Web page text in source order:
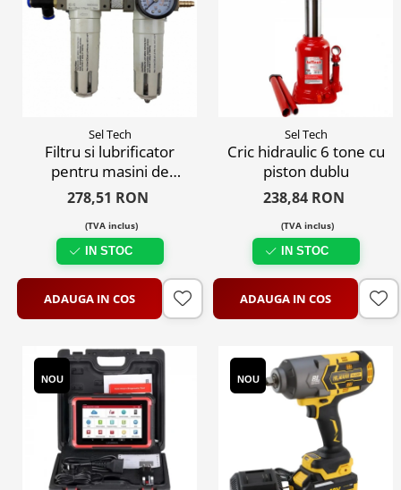
Sel Tech
Filtru si lubrificator
pentru masini de
dejantat
278,51 RON
(TVA inclus)
IN STOC
ADAUGA IN COS
Sel Tech
Cric hidraulic 6 tone cu
piston dublu
238,84 RON
(TVA inclus)
IN STOC
ADAUGA IN COS
NOU NOU